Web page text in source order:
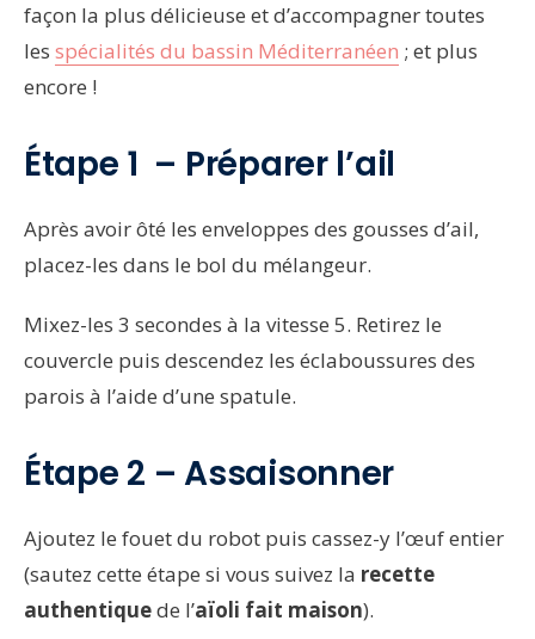
façon la plus délicieuse et d’accompagner toutes
les spécialités du bassin Méditerranéen ; et plus
encore !
Étape 1 – Préparer l’ail
Après avoir ôté les enveloppes des gousses d’ail,
placez-les dans le bol du mélangeur.
Mixez-les 3 secondes à la vitesse 5. Retirez le
couvercle puis descendez les éclaboussures des
parois à l’aide d’une spatule.
Étape 2 – Assaisonner
Ajoutez le fouet du robot puis cassez-y l’œuf entier
(sautez cette étape si vous suivez la recette
authentiquede l’aïoli fait maison).